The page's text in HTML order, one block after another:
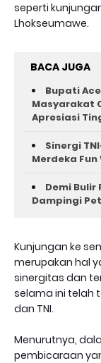
seperti
Lhokseumawe.
BACA JUGA
Bupati
Masyarakat
Apresiasi
Sinergi
Merdeka Fun
Demi
Dampingi
Kunjungan ke
merupakan hal
sinergitas dan
selama ini telah
dan TNI.
Menurutnya,
pembicaraan